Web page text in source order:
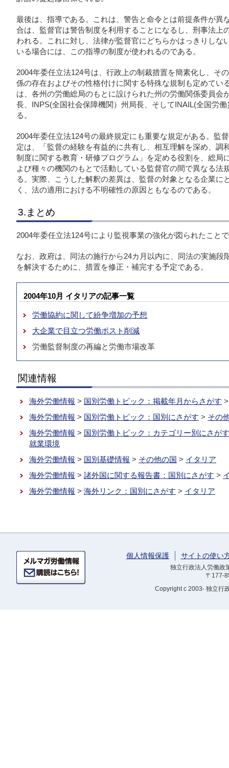
最後は、指導である。これは、警告と命令とは前提条件が異
合は、監督官は警告制度を利用することになるし、刑事法上
われる。これに対し、法律が監督官にどちらかはっきりしな
いる場合には、この指導の制度が使われるのである。
2004年委任立法124号は、行政上の制裁措置を簡素化し、そ
係の存在およびその性格付けに関する特殊な規制も定めてい
は、各州の労働総局のもとに設けられた州の労働関係委員会
長、INPS(全国社会保障機関）州局長、そしてINAIL(全国労
る。
2004年委任立法124号の最終規定にも重要な規定がある。監
定は、「監督の経験を有益的に共有し、相互理解を深め、調
制度に関する教育・研修プログラム」を定める役割を、総局
よび種々の機関のもとで活動している監督官の間で異なる法
る。実際、こうした解釈の差異は、監督の対象となる企業に
く、法の適用における不明確性の原因ともなるのである。
3.まとめ
2004年委任立法124号により監視事業の強化が図られたこと
なお、政府は、同法の施行から24カ月以内に、同法の実施段
を解決するために、措置を修正・補完する予定である。
2004年10月 イタリアの記事一覧
労働協約に関して紛争増加の予想
大企業で目立つ労働ポスト削減
労働監督制度の再編と労働市場改革
関連情報
海外労働情報 > 国別労働トピック：掲載年月からさがす
海外労働情報 > 国別労働トピック：国別にさがす > その
海外労働情報 > 国別労働トピック：カテゴリー別にさがす
就業環境
海外労働情報 > 国別基礎情報 > その他の国 > イタリア
海外労働情報 > 諸外国に関する報告書：国別にさがす >
海外労働情報 > 海外リンク：国別にさがす > イタリア
個人情報保護 サイトの使い
独立行政法人労働
〒177-
Copyrightc 2003- 独立行